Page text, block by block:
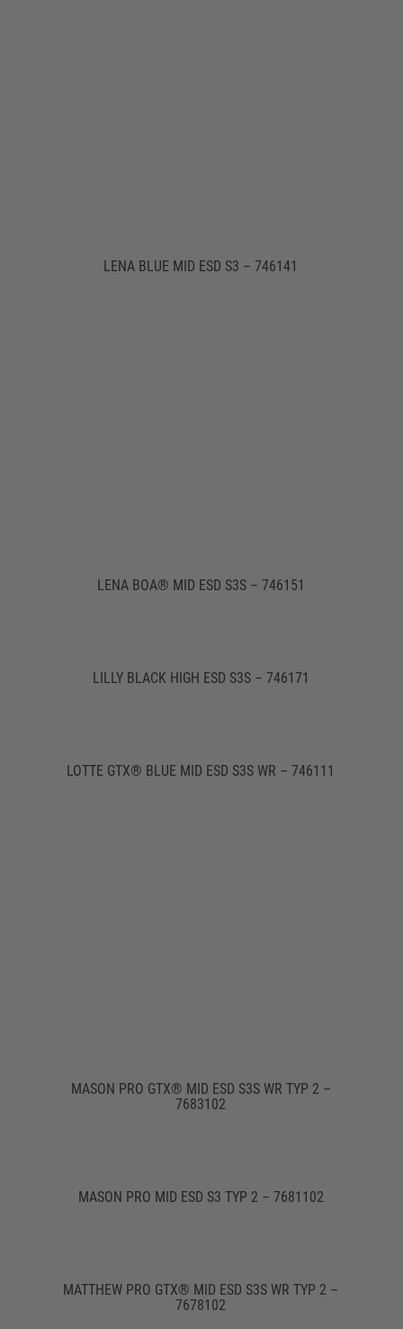
LENA BLUE MID ESD S3 – 746141
LENA BOA® MID ESD S3S – 746151
LILLY BLACK HIGH ESD S3S – 746171
LOTTE GTX® BLUE MID ESD S3S WR – 746111
MASON PRO GTX® MID ESD S3S WR TYP 2 –
7683102
MASON PRO MID ESD S3 TYP 2 – 7681102
MATTHEW PRO GTX® MID ESD S3S WR TYP 2 –
7678102